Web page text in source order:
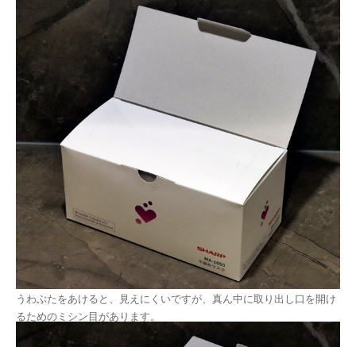
うわぶたをあけると、見えにくいですが、真ん中に取り出し口を開け
るためのミシン目があります。